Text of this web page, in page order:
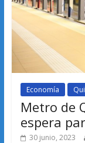
Economía
Metro de
espera
30 junio, 2023